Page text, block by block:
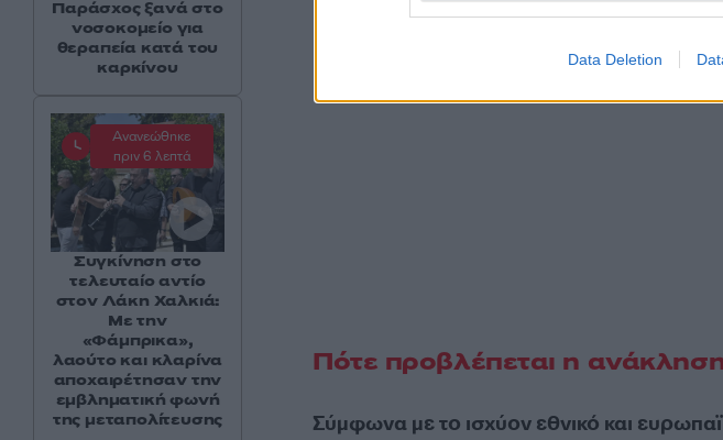
Data Deletion
Πότε προβλέπεται η
Σύμφωνα με το ισχύον εθνικό και
Παράσχος ξανά στο
νοσοκομείο για
θεραπεία κατά του
καρκίνου
Ανανεώθηκε
πριν 6 λεπτά
Συγκίνηση στο
τελευταίο αντίο
στον Λάκη Χαλκιά:
Με την
«Φάμπρικα»,
λαούτο και κλαρίνα
αποχαιρέτησαν την
εμβληματική φωνή
της μεταπολίτευσης